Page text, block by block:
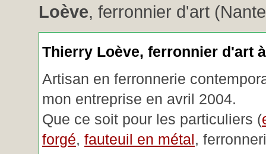
Loève, ferronnier d'art
Thierry Loève, ferronnier d'art
Artisan en ferronnerie
mon entreprise en avril 2004.
Que ce soit pour les particuliers (
forgé, fauteuil en métal,